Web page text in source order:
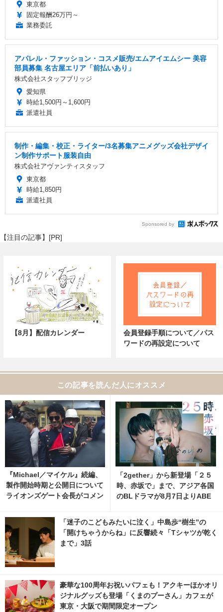
東京都
固定報酬26万円～
業務委託
アパレル・ファッション・コスメ販売/エムアイエムシー 美容
部員募集 名古屋エリア「前払いあり」
株式会社スタッフブリッジ
愛知県
時給1,500円～1,600円
派遣社員
制作・編集・校正・ライター/3名募集アニメグッズ会社デザイ
ン制作サポート服装自由
株式会社アヴァンティスタッフ
東京都
時給1,850円
派遣社員
Sponsored by
【注目の記事】[PR]
【8月】配信カレンダー
会員登録手順について／パス
ワードの再設定について
この記事を読んだ人にオススメ
『Michael／マイケル』続編、
製作開始時期と公開日について
ライオンズゲート会長がコメン
acafe.net
「2gether」から新登場「２５
時、赤坂で」まで、アジア各国
のBLドラマが8月7日よりABE
「迷子のこどもみたいに泣く」中島歩“樹生”の
「開けちゃうからね」に反響続々「Tシャツが乾く
まで」3話
豪華な100周年お祝いパフェも！アクキーほかオリ
ジナルグッズも登場「くまのプーさん」カフェが
東京・大阪で期間限定オープン